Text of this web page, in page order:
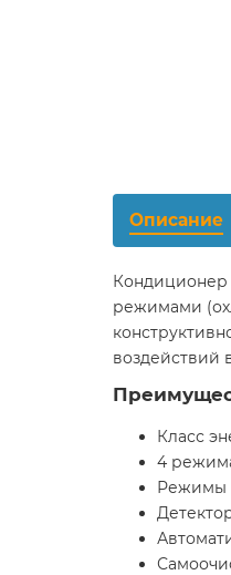
Описание
Кондиционер
режимами
воздействий
Класс
4
Режимы